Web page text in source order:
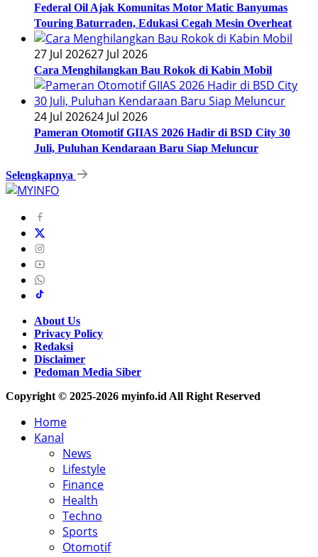
Federal Oil Ajak Komunitas Motor Matic Banyumas
Touring Baturraden, Edukasi Cegah Mesin Overheat
27 Jul 202627 Jul 2026
Cara Menghilangkan Bau Rokok di Kabin Mobil
24 Jul 202624 Jul 2026
Pameran Otomotif GIIAS 2026 Hadir di BSD City 30
Juli, Puluhan Kendaraan Baru Siap Meluncur
Selengkapnya
About Us
Privacy Policy
Redaksi
Disclaimer
Pedoman Media Siber
Copyright © 2025-2026 myinfo.id All Right Reserved
Home
Kanal
News
Lifestyle
Finance
Health
Techno
Sports
Otomotif